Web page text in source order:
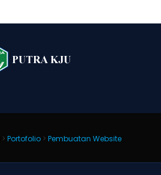
> Portofolio > Pembuatan Website